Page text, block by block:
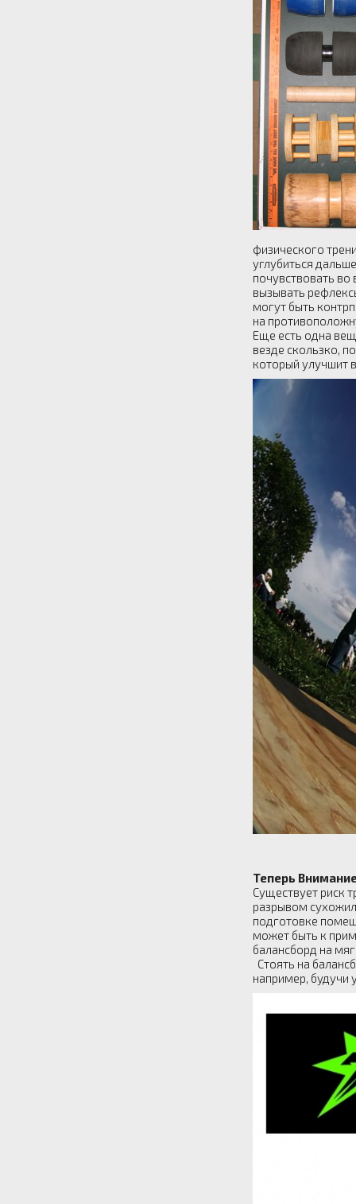
физического
углубиться
почувствовать
вызывать
могут быть
на
Еще есть одна
везде скользко,
который улучшит
Теперь
Существует риск
разрывом
подготовке
может быть к
балансборд на
Стоять на
например, будучи